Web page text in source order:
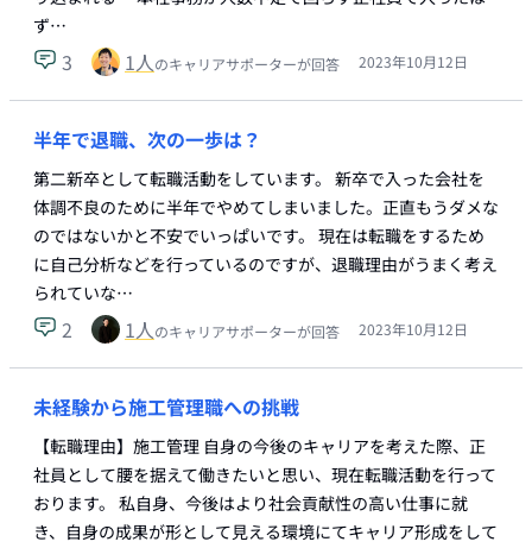
ず…
3 1人のキャリアサポーターが回答 2023年10月12日
半年で退職、次の一歩は？
第二新卒として転職活動をしています。 新卒で入った会社を
体調不良のために半年でやめてしまいました。正直もうダメな
のではないかと不安でいっぱいです。 現在は転職をするため
に自己分析などを行っているのですが、退職理由がうまく考え
られていな…
2 1人のキャリアサポーターが回答 2023年10月12日
未経験から施工管理職への挑戦
【転職理由】施工管理 自身の今後のキャリアを考えた際、正
社員として腰を据えて働きたいと思い、現在転職活動を行って
おります。 私自身、今後はより社会貢献性の高い仕事に就
き、自身の成果が形として見える環境にてキャリア形成をして